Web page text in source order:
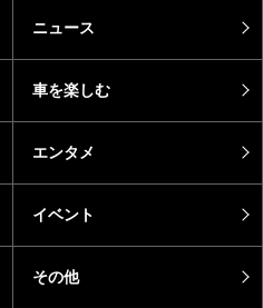
ニュース
車を楽しむ
エンタメ
イベント
その他